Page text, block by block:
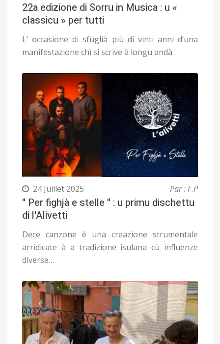
22a edizione di Sorru in Musica : u «
classicu » per tutti
L’ occasione di sfuglià più di vinti anni d’una
manifestazione chì si scrive à longu andà.
24 Juillet 2025 Par : F.P
" Per fighjà e stelle " : u primu dischettu
di l'Alivetti
Dece canzone è una creazione strumentale
arridicate à a tradizione isulana cù influenze
diverse…